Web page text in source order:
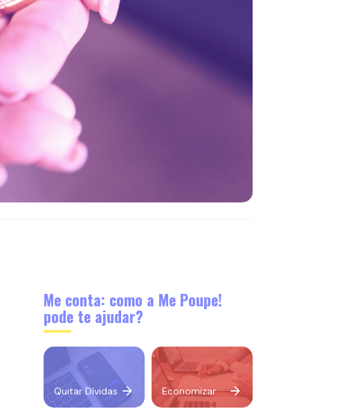
Me conta: como a Me Poupe!
pode te ajudar?
Quitar Dívidas Economizar